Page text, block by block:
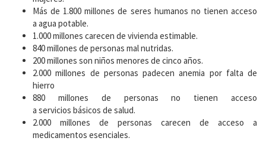
Más de 1.800 millones de seres humanos no tienen acceso
a agua potable.
1.000 millones carecen de vivienda estimable.
840 millones de personas mal nutridas.
200 millones son niños menores de cinco años.
2.000 millones de personas padecen anemia por falta de
hierro
880 millones de personas no tienen acceso
a servicios básicos de salud.
2.000 millones de personas carecen de acceso a
medicamentos esenciales.